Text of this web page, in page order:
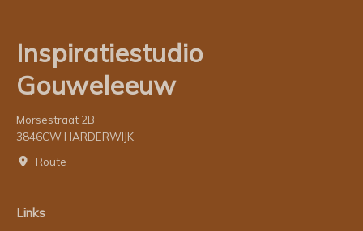
Inspiratiestudio
Gouweleeuw
Morsestraat 2B
3846CW HARDERWIJK
Route
Links